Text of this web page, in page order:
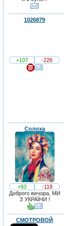
1026879
+107 -226
Солоха
+93
-118
Доброго вечора, МИ
З УКРАЇНИ !
СМОТРОВОЙ